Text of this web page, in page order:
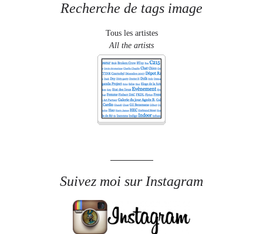
Recherche de tags image
Tous les artistes
All the artists
Suivez moi sur Instagram